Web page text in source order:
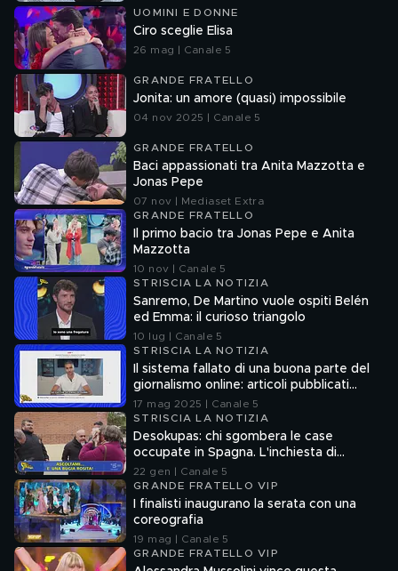
UOMINI E DONNE
Ciro sceglie Elisa
26 mag | Canale 5
GRANDE FRATELLO
Jonita: un amore (quasi) impossibile
04 nov 2025 | Canale 5
GRANDE FRATELLO
Baci appassionati tra Anita Mazzotta e
Jonas Pepe
07 nov | Mediaset Extra
GRANDE FRATELLO
Il primo bacio tra Jonas Pepe e Anita
Mazzotta
10 nov | Canale 5
STRISCIA LA NOTIZIA
Sanremo, De Martino vuole ospiti Belén
ed Emma: il curioso triangolo
10 lug | Canale 5
STRISCIA LA NOTIZIA
Il sistema fallato di una buona parte del
giornalismo online: articoli pubblicati
senza la verifica delle fonti
17 mag 2025 | Canale 5
STRISCIA LA NOTIZIA
Desokupas: chi sgombera le case
occupate in Spagna. L'inchiesta di
Francesco Mazza
22 gen | Canale 5
GRANDE FRATELLO VIP
I finalisti inaugurano la serata con una
coreografia
19 mag | Canale 5
GRANDE FRATELLO VIP